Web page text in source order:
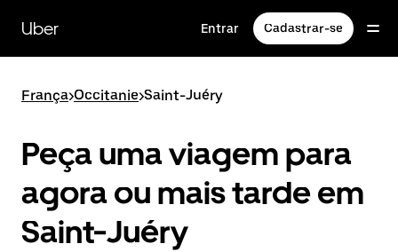
para
conteúdo
Uber Entrar Cadastrar-se
França>Occitanie>Saint-Juéry
Peça uma viagem para
agora ou mais tarde em
Saint-Juéry